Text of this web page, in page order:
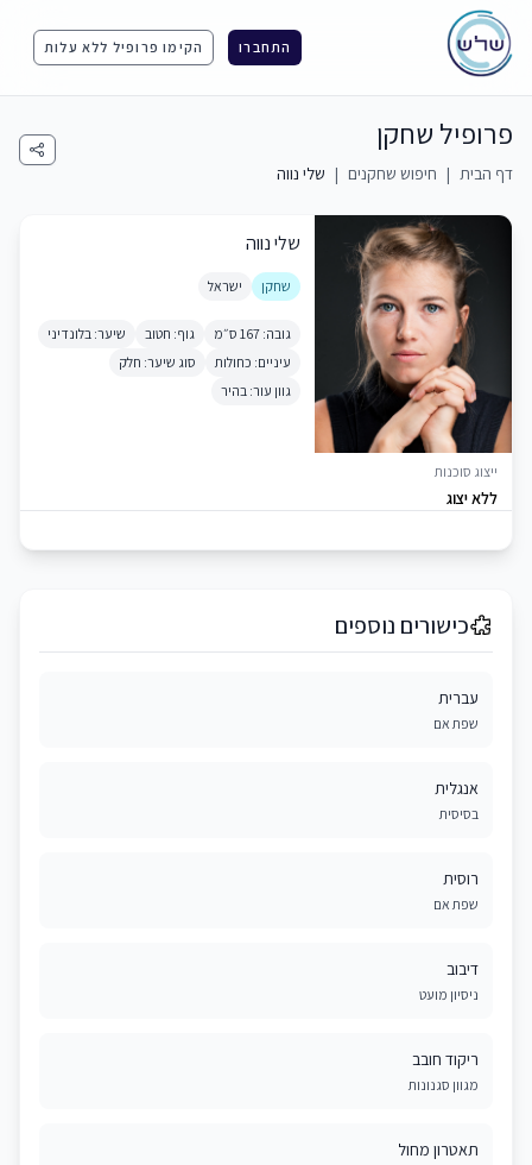
התחברו הקימו פרופיל ללא עלות
פרופיל שחקן
דף הבית | חיפוש שחקנים | שלי נווה
ייצוג סוכנות
ללא יצוג
שלי נווה
שחקן ישראל
גובה: 167 ס״מ גוף: חטוב
שיער: בלונדיני
עיניים: כחולות
סוג שיער: חלק
גוון עור: בהיר
כישורים נוספים
עברית
שפת אם
אנגלית
בסיסית
רוסית
שפת אם
דיבוב
ניסיון מועט
ריקוד חובב
מגוון סגנונות
תאטרון מחול